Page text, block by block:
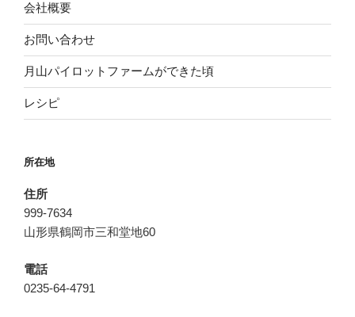
会社概要
お問い合わせ
月山パイロットファームができた頃
レシピ
所在地
住所
999-7634
山形県鶴岡市三和堂地60
電話
0235-64-4791